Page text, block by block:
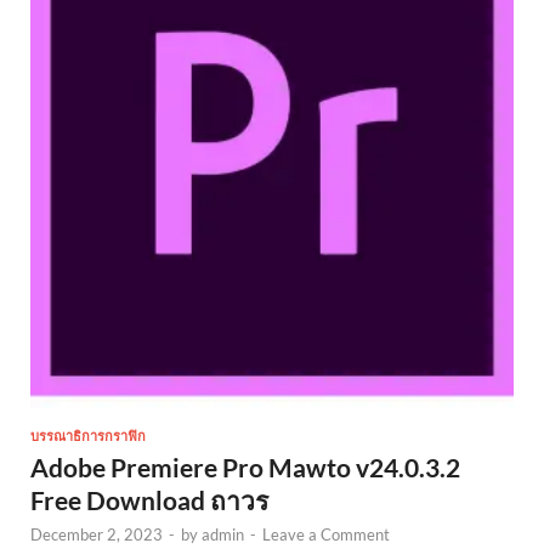
บรรณาธิการกราฟิก
Adobe Premiere Pro Mawto v24.0.3.2
Free Download ถาวร
December 2, 2023 - byadmin - Leave a Comment